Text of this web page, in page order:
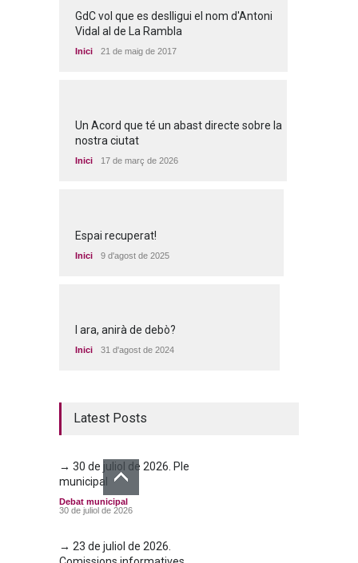
GdC vol que es deslligui el nom d'Antoni
Vidal al de La Rambla
Inici 21 de maig de 2017
Un Acord que té un abast directe sobre la
nostra ciutat
Inici 17 de març de 2026
Espai recuperat!
Inici 9 d'agost de 2025
I ara, anirà de debò?
Inici 31 d'agost de 2024
Latest Posts
→ 30 de juliol de 2026. Ple
municipal
Debat municipal
30 de juliol de 2026
→ 23 de juliol de 2026.